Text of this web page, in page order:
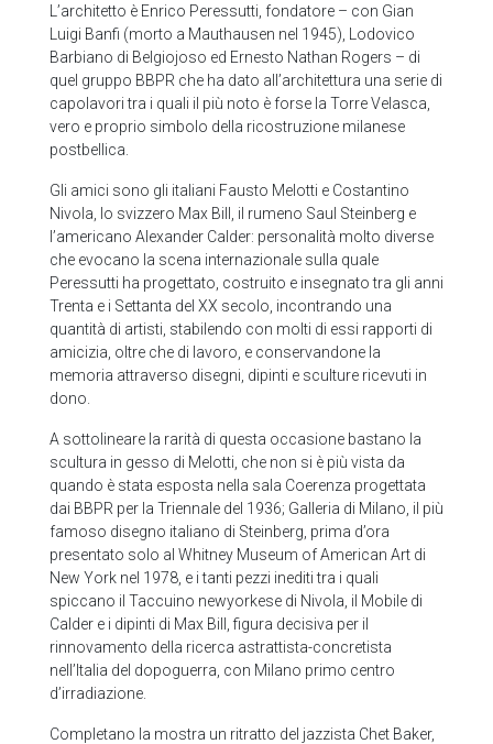
L’architetto è Enrico Peressutti, fondatore – con Gian
Luigi Banfi (morto a Mauthausen nel 1945), Lodovico
Barbiano di Belgiojoso ed Ernesto Nathan Rogers – di
quel gruppo BBPR che ha dato all’architettura una serie di
capolavori tra i quali il più noto è forse la Torre Velasca,
vero e proprio simbolo della ricostruzione milanese
postbellica.
Gli amici sono gli italiani Fausto Melotti e Costantino
Nivola, lo svizzero Max Bill, il rumeno Saul Steinberg e
l’americano Alexander Calder: personalità molto diverse
che evocano la scena internazionale sulla quale
Peressutti ha progettato, costruito e insegnato tra gli anni
Trenta e i Settanta del XX secolo, incontrando una
quantità di artisti, stabilendo con molti di essi rapporti di
amicizia, oltre che di lavoro, e conservandone la
memoria attraverso disegni, dipinti e sculture ricevuti in
dono.
A sottolineare la rarità di questa occasione bastano la
scultura in gesso di Melotti, che non si è più vista da
quando è stata esposta nella sala Coerenza progettata
dai BBPR per la Triennale del 1936; Galleria di Milano, il più
famoso disegno italiano di Steinberg, prima d’ora
presentato solo al Whitney Museum of American Art di
New York nel 1978, e i tanti pezzi inediti tra i quali
spiccano il Taccuino newyorkese di Nivola, il Mobile di
Calder e i dipinti di Max Bill, figura decisiva per il
rinnovamento della ricerca astrattista-concretista
nell’Italia del dopoguerra, con Milano primo centro
d’irradiazione.
Completano la mostra un ritratto del jazzista Chet Baker,